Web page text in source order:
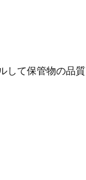
して保管物の品